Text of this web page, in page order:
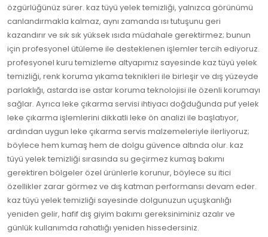
özgürlüğünüz sürer. kaz tüyü yelek temizliği, yalnızca görünümü
canlandırmakla kalmaz, aynı zamanda ısı tutuşunu geri
kazandırır ve sık sık yüksek ısıda müdahale gerektirmez; bunun
için profesyonel ütüleme ile desteklenen işlemler tercih ediyoruz.
profesyonel kuru temizleme altyapımız sayesinde kaz tüyü yelek
temizliği, renk koruma yıkama teknikleri ile birleşir ve dış yüzeyde
parlaklığı, astarda ise astar koruma teknolojisi ile özenli korumayı
sağlar. Ayrıca leke çıkarma servisi ihtiyacı doğduğunda puf yelek
leke çıkarma işlemlerini dikkatli leke ön analizi ile başlatıyor,
ardından uygun leke çıkarma servis malzemeleriyle ilerliyoruz;
böylece hem kumaş hem de dolgu güvence altında olur. kaz
tüyü yelek temizliği sırasında su geçirmez kumaş bakımı
gerektiren bölgeler özel ürünlerle korunur, böylece su itici
özellikler zarar görmez ve dış katman performansı devam eder.
kaz tüyü yelek temizliği sayesinde dolgunuzun uçuşkanlığı
yeniden gelir, hafif dış giyim bakımı gereksiniminiz azalır ve
günlük kullanımda rahatlığı yeniden hissedersiniz.